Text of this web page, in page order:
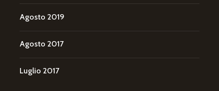
Agosto 2019
Agosto 2017
Luglio 2017